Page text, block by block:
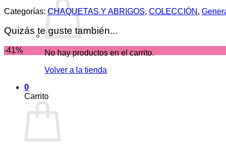
No hay productos en el carrito.
Volver a la tienda
0
Carrito
Categorías:CHAQUETAS Y ABRIGOS, COLECCIÓN ,
Quizás te guste también...
-41%